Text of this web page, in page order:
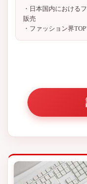
・日本国内における
販売
・ファッション界